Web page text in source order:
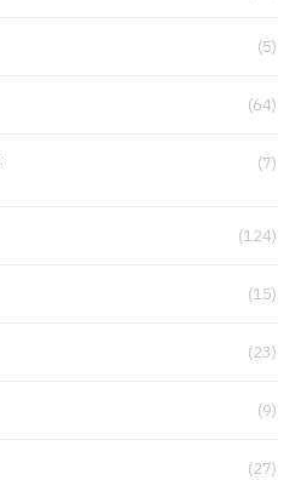
(5)
(64)
(7)
(124)
(15)
(23)
(9)
(27)